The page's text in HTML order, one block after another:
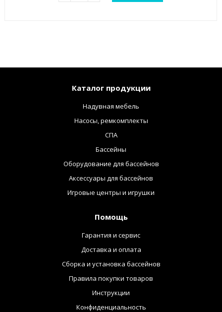
Каталог продукции
Надувная мебель
Насосы, ремкомплекты
СПА
Бассейны
Оборудование для бассейнов
Аксессуары для бассейнов
Игровые центры и игрушки
Помощь
Гарантия и сервис
Доставка и оплата
Сборка и установка бассейнов
Правила покупки товаров
Инструкции
Конфиденциальность